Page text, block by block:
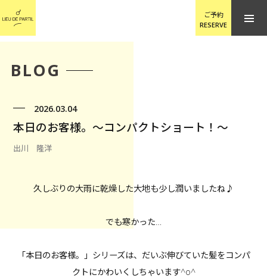
ご予約
RESERVE
BLOG
2026.03.04
本日のお客様。〜コンパクトショート！〜
出川 隆洋
久しぶりの大雨に乾燥した大地も少し潤いましたね♪
でも寒かった…
「本日のお客様。」シリーズは、だいぶ伸びていた髪をコンパ
クトにかわいくしちゃいます^o^